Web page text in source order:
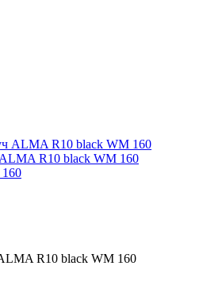
R10 black WM 160
R10 black WM 160